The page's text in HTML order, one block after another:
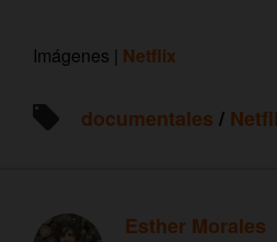
Imágenes | Netflix
documentales /
Esther Morales